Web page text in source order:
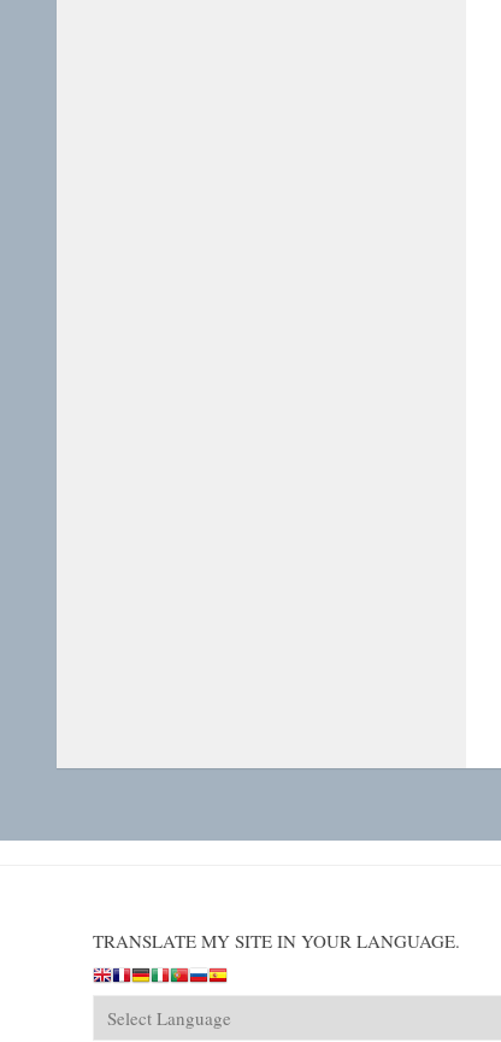
TRANSLATE MY SITE IN YOUR LANGUAGE.